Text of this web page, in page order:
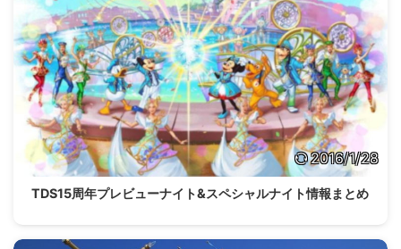
2016/1/28
TDS15周年プレビューナイト&スペシャルナイト情報まとめ